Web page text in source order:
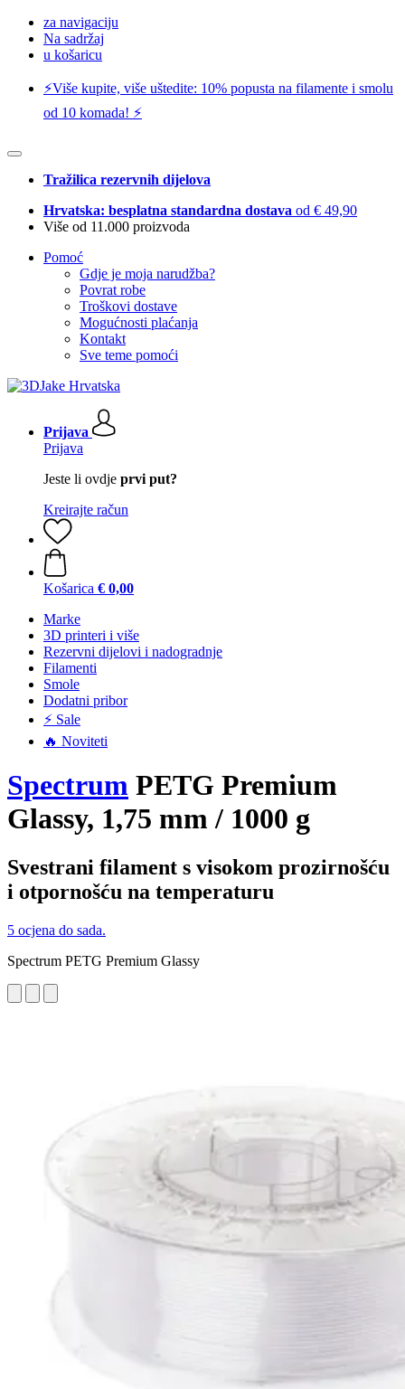
za navigaciju
Na sadržaj
u košaricu
⚡️Više kupite, više uštedite: 10% popusta na filamente i smolu
od 10 komada! ⚡️
Tražilica rezervnih dijelova
Hrvatska: besplatna standardna dostava od € 49,90
Više od 11.000 proizvoda
Pomoć
Gdje je moja narudžba?
Povrat robe
Troškovi dostave
Mogućnosti plaćanja
Kontakt
Sve teme pomoći
Prijava
Prijava
Jeste li ovdje prvi put?
Kreirajte račun
Košarica € 0,00
Marke
3D printeri i više
Rezervni dijelovi i nadogradnje
Filamenti
Smole
Dodatni pribor
⚡ Sale
🔥 Noviteti
Spectrum PETG Premium
Glassy, 1,75 mm / 1000 g
Svestrani filament s visokom prozirnošću
i otpornošću na temperaturu
5 ocjena do sada.
Spectrum PETG Premium Glassy